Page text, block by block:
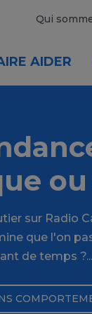
Qui
AIDER
ou
sur Radio
que l'on
de temps ?...